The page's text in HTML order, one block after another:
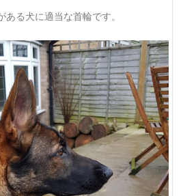
ある犬に適当な首輪です。